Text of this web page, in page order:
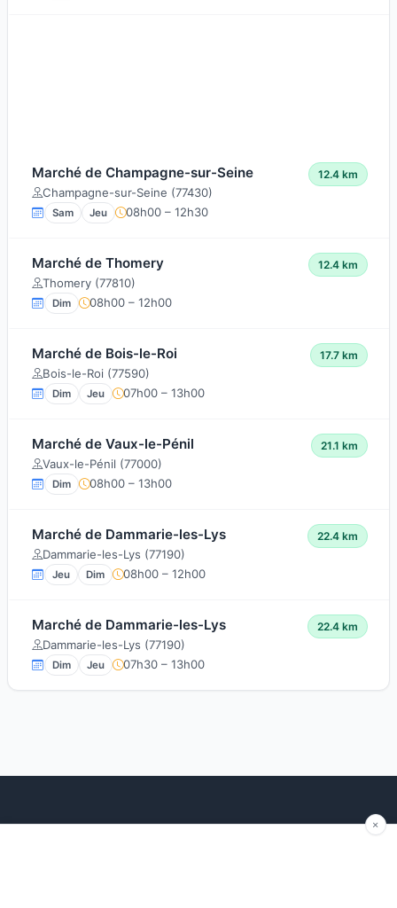
Marché de Champagne-sur-Seine
Champagne-sur-Seine (77430)
12.4 km
Sam Jeu 08h00 – 12h30
Marché de Thomery
Thomery (77810)
12.4 km
Dim 08h00 – 12h00
Marché de Bois-le-Roi
Bois-le-Roi (77590)
17.7 km
Dim Jeu 07h00 – 13h00
Marché de Vaux-le-Pénil
Vaux-le-Pénil (77000)
21.1 km
Dim 08h00 – 13h00
Marché de Dammarie-les-Lys
Dammarie-les-Lys (77190)
22.4 km
Jeu Dim 08h00 – 12h00
Marché de Dammarie-les-Lys
Dammarie-les-Lys (77190)
22.4 km
Dim Jeu 07h30 – 13h00
Explorer Blog